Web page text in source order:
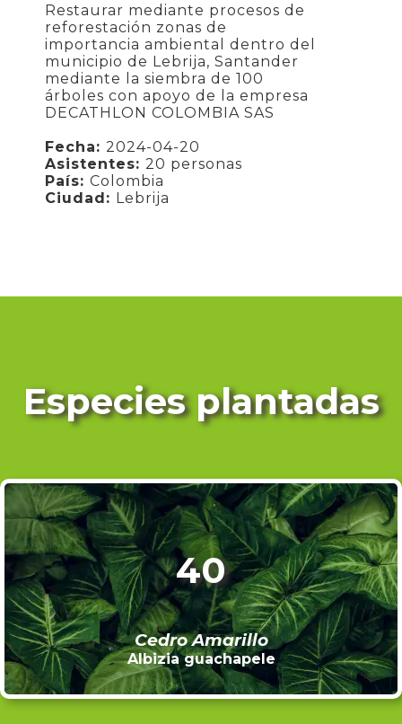
Restaurar mediante procesos de
reforestación zonas de
importancia ambiental dentro del
municipio de Lebrija, Santander
mediante la siembra de 100
árboles con apoyo de la empresa
DECATHLON COLOMBIA SAS
Fecha:2024-04-20
Asistentes:20 personas
País:Colombia
Ciudad: Lebrija
Especies plantadas
40
Cedro Amarillo
Albizia guachapele